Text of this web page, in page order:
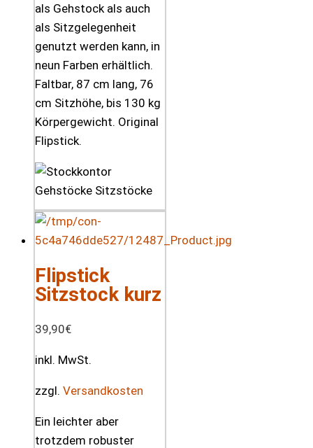
als Gehstock als auch
als Sitzgelegenheit
genutzt werden kann, in
neun Farben erhältlich.
Faltbar, 87 cm lang, 76
cm Sitzhöhe, bis 130 kg
Körpergewicht. Original
Flipstick.
Flipstick
Sitzstock kurz
39,90€
inkl. MwSt.
zzgl. Versandkosten
Ein leichter aber
trotzdem robuster